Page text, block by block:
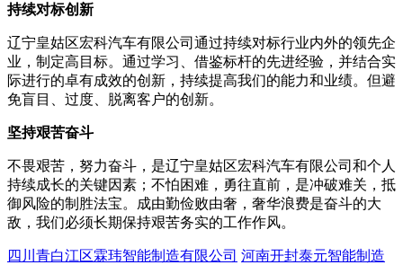
持续对标创新
辽宁皇姑区宏科汽车有限公司通过持续对标行业内外的领先企
业，制定高目标。通过学习、借鉴标杆的先进经验，并结合实
际进行的卓有成效的创新，持续提高我们的能力和业绩。但避
免盲目、过度、脱离客户的创新。
坚持艰苦奋斗
不畏艰苦，努力奋斗，是辽宁皇姑区宏科汽车有限公司和个人
持续成长的关键因素；不怕困难，勇往直前，是冲破难关，抵
御风险的制胜法宝。成由勤俭败由奢，奢华浪费是奋斗的大
敌，我们必须长期保持艰苦务实的工作作风。
四川青白江区霖玮智能制造有限公司 河南开封泰元智能制造